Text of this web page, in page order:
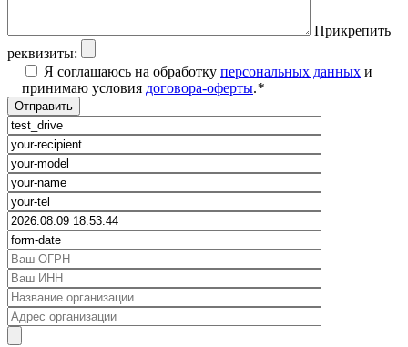
Прикрепить
реквизиты:
Я соглашаюсь на обработку персональных данных и
принимаю условия договора-оферты.*